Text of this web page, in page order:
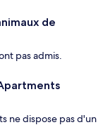
de
pas admis.
ne dispose pas d'un